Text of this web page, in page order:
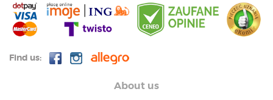
Find us:
About us